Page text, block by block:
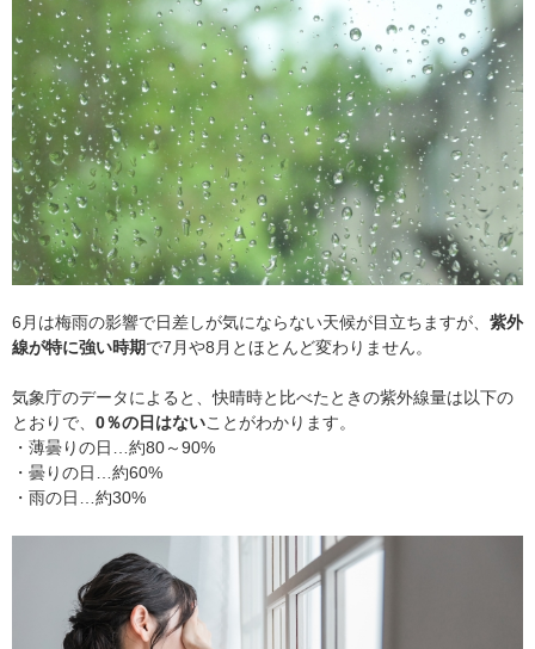
6月は梅雨の影響で日差しが気にならない天候が目立ちますが、 紫外
線が特に強い時期で7月や8月とほとんど変わりません。
気象庁のデータによると、快晴時と比べたときの紫外線量は以下の
とおりで、 0％の日はないことがわかります。
・薄曇りの日…約80～90%
・曇りの日…約60%
・雨の日…約30%